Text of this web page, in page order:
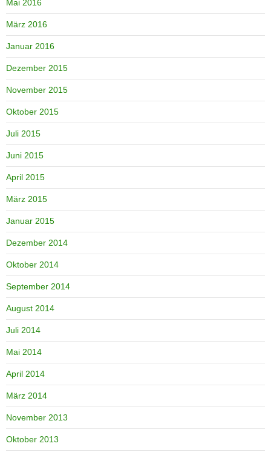
Mai 2016
März 2016
Januar 2016
Dezember 2015
November 2015
Oktober 2015
Juli 2015
Juni 2015
April 2015
März 2015
Januar 2015
Dezember 2014
Oktober 2014
September 2014
August 2014
Juli 2014
Mai 2014
April 2014
März 2014
November 2013
Oktober 2013